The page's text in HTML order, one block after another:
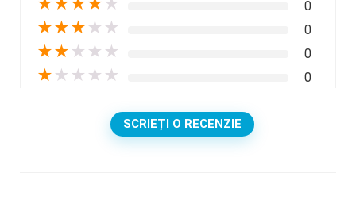
0
★★★ ★ ★ 0
★★ ★ ★ ★ 0
★ ★ ★ ★ ★ 0
SCRIEȚI O RECENZIE